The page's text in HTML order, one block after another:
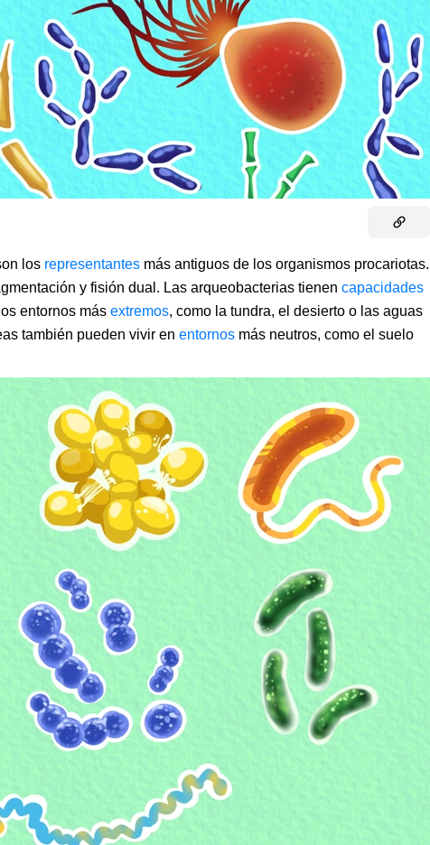
los representantes más antiguos de los organismos procariotas.
y fisión dual. Las arqueobacterias tienen capacidades
entornos más extremos, como la tundra, el desierto o las aguas
también pueden vivir en entornos más neutros, como el suelo